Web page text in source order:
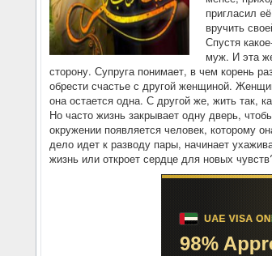
пригласил
вручить
Спустя
муж. И эта
сторону. Супруга понимает, в чем корень
обрести счастье с другой женщиной.
она остается одна. С другой же, жить так,
Но часто жизнь закрывает одну дверь,
окружении появляется человек, которому
дело идет к разводу пары, начинает
жизнь или откроет сердце для новых